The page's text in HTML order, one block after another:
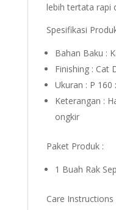
lebih tertata rapi
Spesifikasi
Bahan Baku :
Finishing : Cat
Ukuran : P
Keterangan :
ongkir
Paket Produk :
1 Buah Rak
Care Instructions